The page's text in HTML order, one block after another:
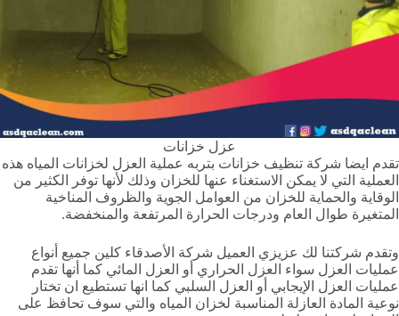
عزل خزانات
تقدم ايضا شركة تنظيف خزانات بتربه عملية العزل لخزانات المياه هذه
العملية التي لا يمكن الاستغناء عنها للخزان وذلك لأنها توفر الكثير من
الوقاية والحماية للخزان من العوامل الجوية والظروف المناخية
المتغيرة طوال العام ودرجات الحرارة المرتفعة والمنخفضة.
وتقدم شركتنا لك عزيزي العميل شركة الأصدقاء كلين جميع أنواع
عمليات العزل سواء العزل الحراري أو العزل المائي كما أنها تقدم
عمليات العزل الإيجابي أو العزل السلبي كما انها تستطيع ان تختار
نوعية المادة العازلة المناسبة لخزان المياه والتي سوف تحافظ على